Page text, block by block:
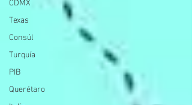
CDMX
Texas
Consúl
Turquía
PIB
Querétaro